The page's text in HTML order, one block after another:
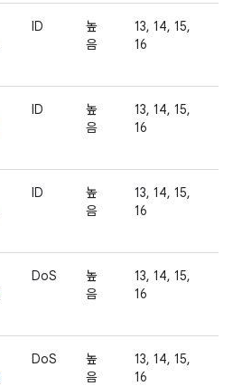
ID
높
음
13, 14, 15,
16
ID
높
음
13, 14, 15,
16
ID
높
음
13, 14, 15,
16
DoS
높
음
13, 14, 15,
16
DoS
높
음
13, 14, 15,
16